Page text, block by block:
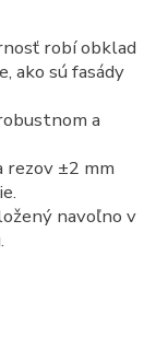
robí obklad
ako sú fasády
a
rezov ±2 mm
navoľno v